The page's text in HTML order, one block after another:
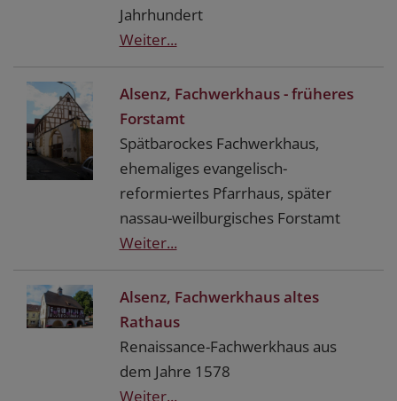
Jahrhundert
Weiter...
Alsenz, Fachwerkhaus - früheres
Forstamt
Spätbarockes Fachwerkhaus,
ehemaliges evangelisch-
reformiertes Pfarrhaus, später
nassau-weilburgisches Forstamt
Weiter...
Alsenz, Fachwerkhaus altes
Rathaus
Renaissance-Fachwerkhaus aus
dem Jahre 1578
Weiter...